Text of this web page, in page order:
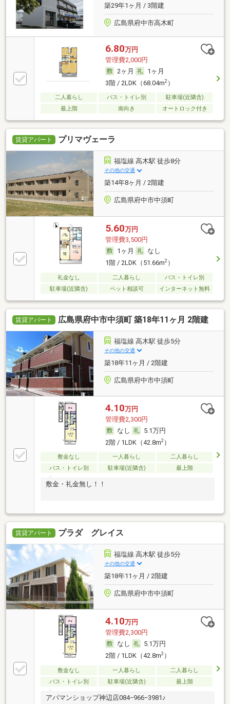
築29年1ヶ月 / 3階建
広島県府中市高木町
6.80万円
管理費2,000円
2ヶ月
1ヶ月
3階 / 2LDK（68.04m2）
二人暮らし バス・トイレ別
駐車場(近隣含)
最上階
南向き オートロック付き
賃貸アパート プリマヴェーラ
福塩線 高木駅 徒歩8分
その他の交通
築14年8ヶ月 / 2階建
広島県府中市中須町
5.60万円
管理費3,500円
1ヶ月
なし
1階 / 2LDK（51.66m2）
礼金なし 二人暮らし
バス・トイレ別
駐車場(近隣含)
ペット相談可 インターネット無料
賃貸アパート 広島県府中市中須町 築18年11ヶ月 2階建
福塩線 高木駅 徒歩5分
その他の交通
築18年11ヶ月 / 2階建
広島県府中市中須町
4.10万円
管理費2,300円
なし
5.1万円
2階 / 1LDK（42.8m2）
敷金なし 一人暮らし
二人暮らし
バス・トイレ別
駐車場(近隣含) 最上階
敷金・礼金無し！！
賃貸アパート プラダ グレイス
福塩線 高木駅 徒歩5分
その他の交通
築18年11ヶ月 / 2階建
広島県府中市中須町
4.10万円
管理費2,300円
なし
5.1万円
2階 / 1LDK（42.8m2）
敷金なし 一人暮らし
二人暮らし
バス・トイレ別
駐車場(近隣含) 最上階
アパマンショップ神辺店084−966−3981♪